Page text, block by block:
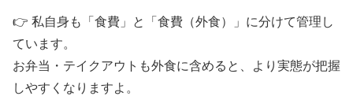
👉 私自身も「食費」と「食費（外食）」に分けて管理し
ています。
お弁当・テイクアウトも外食に含めると、より実態が把握
しやすくなりますよ。